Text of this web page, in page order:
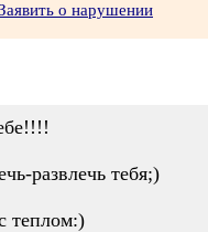
о нарушении
развлечь тебя;)
теплом:)